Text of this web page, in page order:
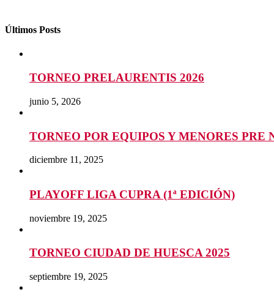
Últimos Posts
TORNEO PRELAURENTIS 2026
junio 5, 2026
TORNEO POR EQUIPOS Y MENORES PRE
diciembre 11, 2025
PLAYOFF LIGA CUPRA (1ª EDICIÓN)
noviembre 19, 2025
TORNEO CIUDAD DE HUESCA 2025
septiembre 19, 2025